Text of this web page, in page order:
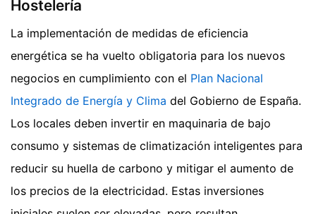
Hostelería
La implementación de medidas de eficiencia
energética se ha vuelto obligatoria para los nuevos
negocios en cumplimiento con el Plan Nacional
Integrado de Energía y Clima del Gobierno de España.
Los locales deben invertir en maquinaria de bajo
consumo y sistemas de climatización inteligentes para
reducir su huella de carbono y mitigar el aumento de
los precios de la electricidad. Estas inversiones